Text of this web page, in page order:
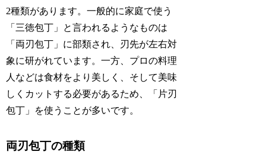
2種類があります。一般的に家庭で使う
「三徳包丁」と言われるようなものは
「両刃包丁」に部類され、刃先が左右対
象に研がれています。一方、プロの料理
人などは食材をより美しく、そして美味
しくカットする必要があるため、「片刃
包丁」を使うことが多いです。
両刃包丁の種類